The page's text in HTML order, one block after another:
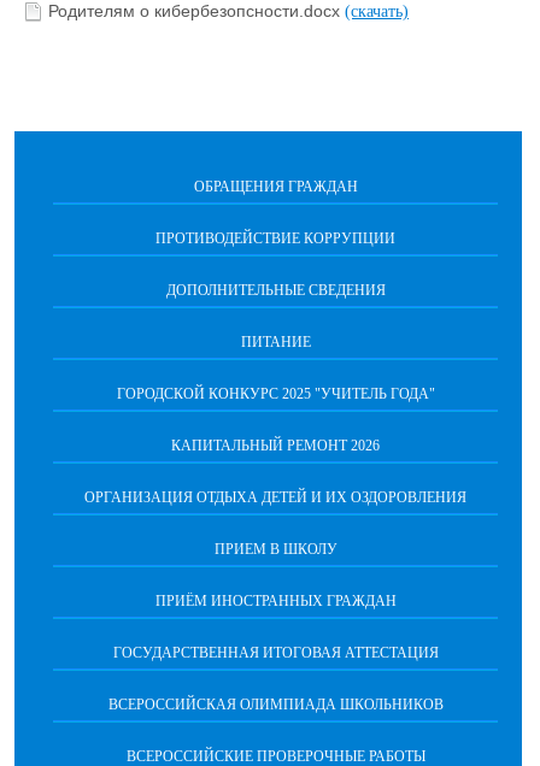
Родителям о кибербезопсности.docx (скачать)
ОБРАЩЕНИЯ ГРАЖДАН
ПРОТИВОДЕЙСТВИЕ КОРРУПЦИИ
ДОПОЛНИТЕЛЬНЫЕ СВЕДЕНИЯ
ПИТАНИЕ
ГОРОДСКОЙ КОНКУРС 2025 "УЧИТЕЛЬ ГОДА"
КАПИТАЛЬНЫЙ РЕМОНТ 2026
ОРГАНИЗАЦИЯ ОТДЫХА ДЕТЕЙ И ИХ ОЗДОРОВЛЕНИЯ
ПРИЕМ В ШКОЛУ
ПРИЁМ ИНОСТРАННЫХ ГРАЖДАН
ГОСУДАРСТВЕННАЯ ИТОГОВАЯ АТТЕСТАЦИЯ
ВСЕРОССИЙСКАЯ ОЛИМПИАДА ШКОЛЬНИКОВ
ВСЕРОССИЙСКИЕ ПРОВЕРОЧНЫЕ РАБОТЫ